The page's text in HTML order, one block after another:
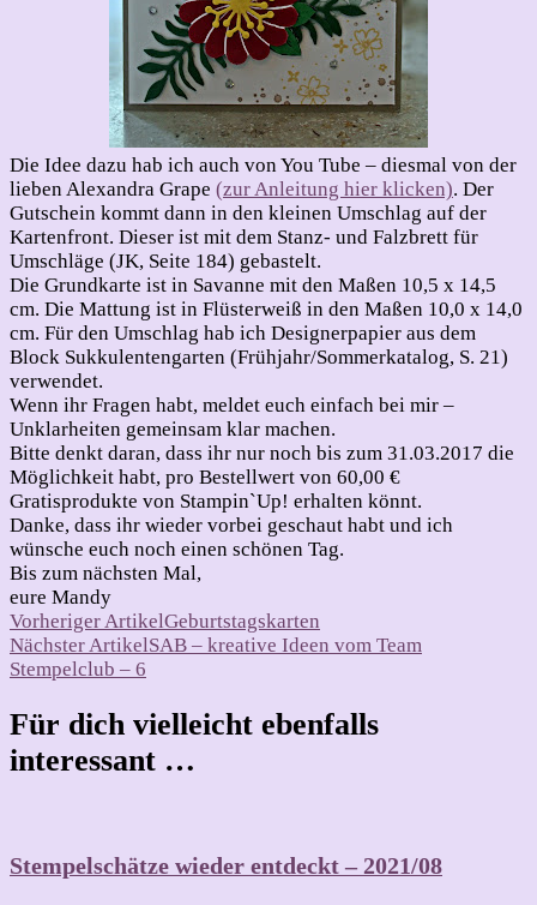
Die Idee dazu hab ich auch von You Tube – diesmal von der
lieben Alexandra Grape (zur Anleitung hier klicken). Der
Gutschein kommt dann in den kleinen Umschlag auf der
Kartenfront. Dieser ist mit dem Stanz- und Falzbrett für
Umschläge (JK, Seite 184) gebastelt.
Die Grundkarte ist in Savanne mit den Maßen 10,5 x 14,5
cm. Die Mattung ist in Flüsterweiß in den Maßen 10,0 x 14,0
cm. Für den Umschlag hab ich Designerpapier aus dem
Block Sukkulentengarten (Frühjahr/Sommerkatalog, S. 21)
verwendet.
Wenn ihr Fragen habt, meldet euch einfach bei mir –
Unklarheiten gemeinsam klar machen.
Bitte denkt daran, dass ihr nur noch bis zum 31.03.2017 die
Möglichkeit habt, pro Bestellwert von 60,00 €
Gratisprodukte von Stampin`Up! erhalten könnt.
Danke, dass ihr wieder vorbei geschaut habt und ich
wünsche euch noch einen schönen Tag.
Bis zum nächsten Mal,
eure Mandy
Beitragsnavigation
Vorheriger ArtikelGeburtstagskarten
Nächster ArtikelSAB – kreative Ideen vom Team
Stempelclub – 6
Für dich vielleicht ebenfalls
interessant …
Stempelschätze wieder entdeckt – 2021/08